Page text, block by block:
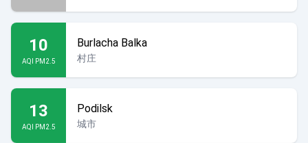
10
AQI PM2.5
Burlacha Balka
村庄
13
AQI PM2.5
Podilsk
城市